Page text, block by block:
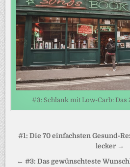
#3: Schlank mit Low-Carb: Das
Beitragsnavigation
#1: Die 70 einfachsten Gesund-
lecker →
← #3: Das gewünschteste